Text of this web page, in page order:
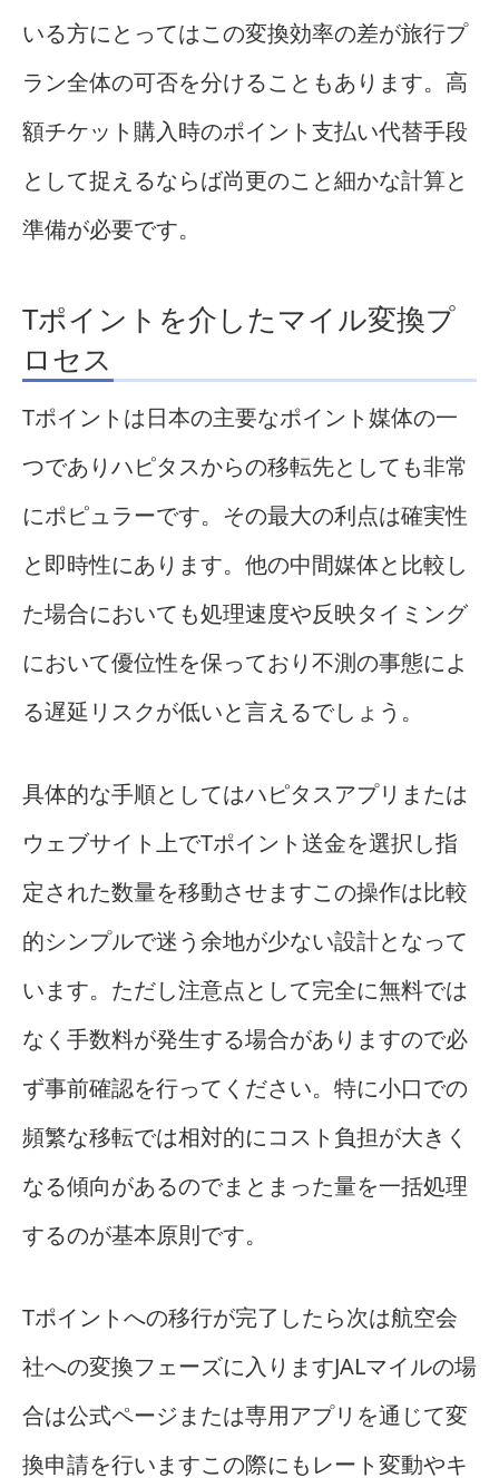
いる方にとってはこの変換効率の差が旅行プ
ラン全体の可否を分けることもあります。高
額チケット購入時のポイント支払い代替手段
として捉えるならば尚更のこと細かな計算と
準備が必要です。
Tポイントを介したマイル変換プ
ロセス
Tポイントは日本の主要なポイント媒体の一
つでありハピタスからの移転先としても非常
にポピュラーです。その最大の利点は確実性
と即時性にあります。他の中間媒体と比較し
た場合においても処理速度や反映タイミング
において優位性を保っており不測の事態によ
る遅延リスクが低いと言えるでしょう。
具体的な手順としてはハピタスアプリまたは
ウェブサイト上でTポイント送金を選択し指
定された数量を移動させますこの操作は比較
的シンプルで迷う余地が少ない設計となって
います。ただし注意点として完全に無料では
なく手数料が発生する場合がありますので必
ず事前確認を行ってください。特に小口での
頻繁な移転では相対的にコスト負担が大きく
なる傾向があるのでまとまった量を一括処理
するのが基本原則です。
Tポイントへの移行が完了したら次は航空会
社への変換フェーズに入りますJALマイルの場
合は公式ページまたは専用アプリを通じて変
換申請を行いますこの際にもレート変動やキ